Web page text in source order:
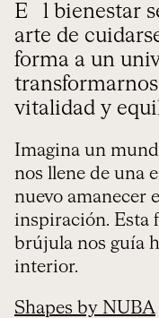
El bienestar se manifiesta como el
arte de
forma a un
vitalidad y
Imagina un
nos llene de una
nuevo amanecer
inspiración. Esta
brújula nos guía
interior.
Shapes by NUBA